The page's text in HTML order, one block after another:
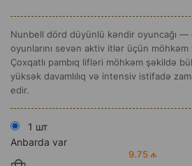
Nunbell dörd düyünlü kəndir oyuncağı —
oyunlarını sevən aktiv itlər üçün möhkəm
Çoxqatlı pambıq lifləri möhkəm şəkildə
yüksək davamlılıq və intensiv istifadə
edir.
1 шт
Anbarda var
9.75 ₼